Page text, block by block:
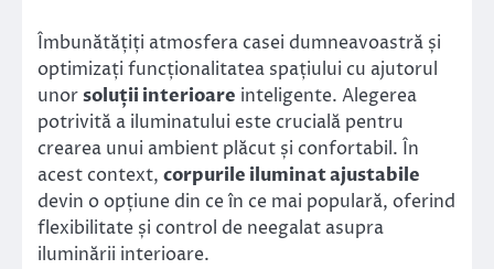
Îmbunătățiți atmosfera casei dumneavoastră și
optimizați funcționalitatea spațiului cu ajutorul
unorsoluții interioare inteligente. Alegerea
potrivită a iluminatului este crucială pentru
crearea unui ambient plăcut și confortabil. În
acest context, corpurile iluminat ajustabile
devin o opțiune din ce în ce mai populară, oferind
flexibilitate și control de neegalat asupra
iluminării interioare.